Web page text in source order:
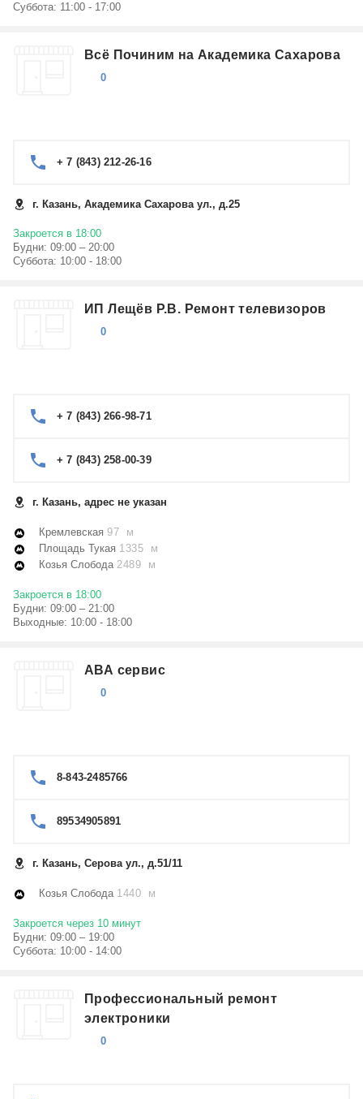
Суббота: 11:00 - 17:00
Всё Починим на Академика Сахарова
0
+ 7 (843) 212-26-16
г. Казань, Академика Сахарова ул., д.25
Закроется в 18:00
Будни: 09:00 – 20:00
Суббота: 10:00 - 18:00
ИП Лещёв Р.В. Ремонт телевизоров
0
+ 7 (843) 266-98-71
+ 7 (843) 258-00-39
г. Казань, адрес не указан
Кремлевская 97 м
Площадь Тукая 1335 м
Козья Слобода2489 м
Закроется в 18:00
Будни: 09:00 – 21:00
Выходные: 10:00 - 18:00
АВА сервис
0
8-843-2485766
89534905891
г. Казань, Серова ул., д.51/11
Козья Слобода1440 м
Закроется через 10 минут
Будни: 09:00 – 19:00
Суббота: 10:00 - 14:00
Профессиональный ремонт
электроники
0